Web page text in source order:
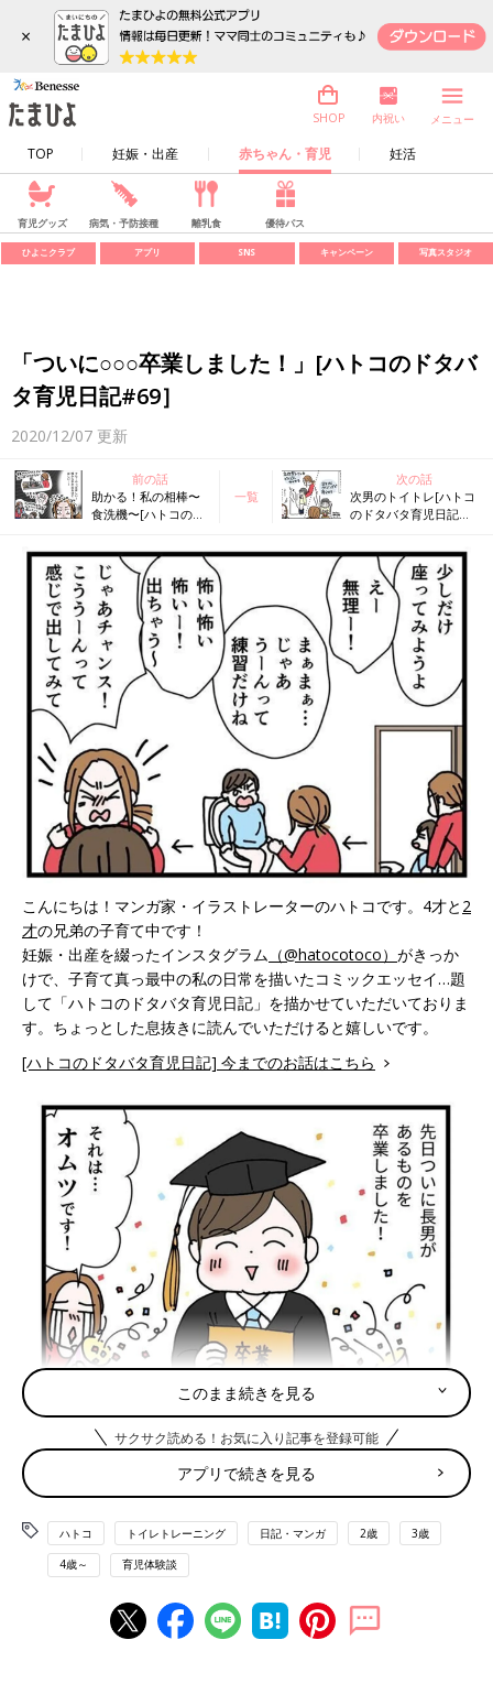
×
TOP 妊娠・出産 赤ちゃん・育児 妊活
SHOP 内祝い メニュー
育児グッズ 病気・予防接種 離乳食 優待パス
ひよこクラブ アプリ SNS キャンペーン 写真スタジオ
「ついに○○○卒業しました！」[ハトコのドタバ
タ育児日記#69］
2020/12/07 更新
前の話
助かる！私の相棒〜
食洗機〜[ハトコのド
一覧
次の話
次男のトイトレ[ハトコ
のドタバタ育児日記
こんにちは！マンガ家・イラストレーターのハトコです。4才と 2
才の兄弟の子育て中です！
妊娠・出産を綴ったインスタグラム （@hatocotoco） がきっか
けで、子育て真っ最中の私の日常を描いたコミックエッセイ…題
して「ハトコのドタバタ育児日記」を描かせていただいておりま
す。ちょっとした息抜きに読んでいただけると嬉しいです。
[ハトコのドタバタ育児日記] 今までのお話はこちら
このまま続きを見る
サクサク読める！お気に入り記事を登録可能
アプリで続きを見る
ハトコ トイレトレーニング 日記・マンガ 2歳 3歳
4歳～ 育児体験談